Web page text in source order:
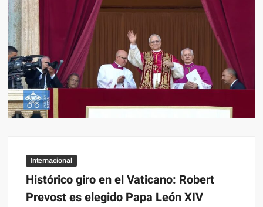
Internacional
Histórico giro en el Vaticano: Robert
Prevost es elegido Papa León XIV